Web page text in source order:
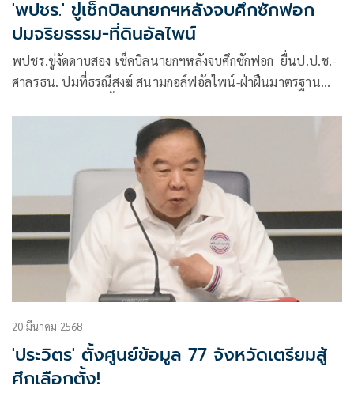
'พปชร.' ขู่เช็กบิลนายกฯหลังจบศึกซักฟอก
ปมจริยธรรม-ที่ดินอัลไพน์
พปชร.ขู่งัดดาบสอง เช็คบิลนายกฯหลังจบศึกซักฟอก ยื่นป.ป.ช.-
ศาลรธน. ปมที่ธรณีสงฆ์ สนามกอล์ฟอัลไพน์-ฝ่าฝืนมาตรฐาน
20 มีนาคม 2568
'ประวิตร' ตั้งศูนย์ข้อมูล 77 จังหวัดเตรียมสู้
ศึกเลือกตั้ง!